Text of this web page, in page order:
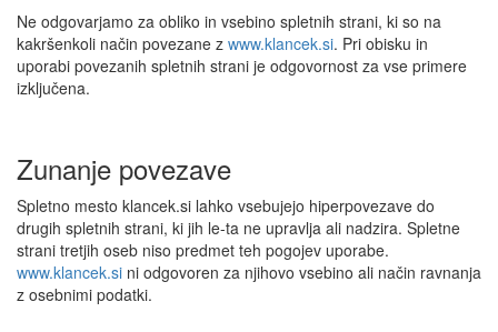
Ne odgovarjamo za obliko in vsebino spletnih strani, ki so na
kakršenkoli način povezane z www.klancek.si. Pri obisku in
uporabi povezanih spletnih strani je odgovornost za vse primere
izključena.
Zunanje povezave
Spletno mesto klancek.si lahko vsebujejo hiperpovezave do
drugih spletnih strani, ki jih le-ta ne upravlja ali nadzira. Spletne
strani tretjih oseb niso predmet teh pogojev uporabe.
www.klancek.si ni odgovoren za njihovo vsebino ali način ravnanja
z osebnimi podatki.